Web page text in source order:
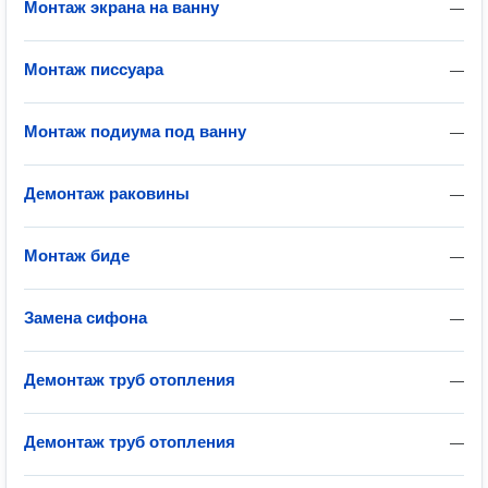
—
Монтаж экрана на ванну
—
Монтаж писсуара
—
Монтаж подиума под ванну
—
Демонтаж раковины
—
Монтаж биде
—
Замена сифона
—
Демонтаж труб отопления
—
Демонтаж труб отопления